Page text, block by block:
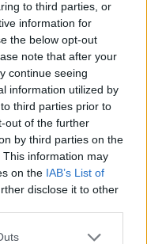
to third parties, or
information for
the below opt-out
note that after your
continue seeing
information utilized by
third parties prior to
out of the further
by third parties on the
This information may
on the IAB’s List of
disclose it to other